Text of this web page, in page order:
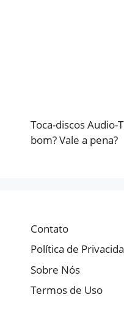
Toca-discos Audio-
bom? Vale a pena?
Contato
Política de
Sobre Nós
Termos de Uso